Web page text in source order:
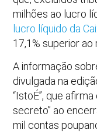
milhões ao lucro
lucro líquido da
17,1% superior ao
A informação
divulgada na
“IstoÉ”, que
secreto” ao
mil contas